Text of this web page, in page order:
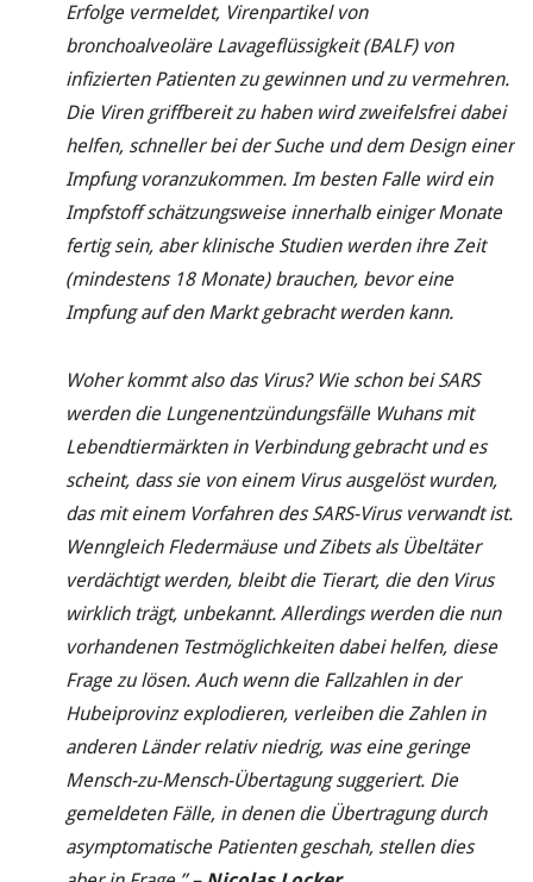
Erfolge vermeldet, Virenpartikel von
bronchoalveoläre Lavageflüssigkeit (BALF) von
infizierten Patienten zu gewinnen und zu vermehren.
Die Viren griffbereit zu haben wird zweifelsfrei dabei
helfen, schneller bei der Suche und dem Design einer
Impfung voranzukommen. Im besten Falle wird ein
Impfstoff schätzungsweise innerhalb einiger Monate
fertig sein, aber klinische Studien werden ihre Zeit
(mindestens 18 Monate) brauchen, bevor eine
Impfung auf den Markt gebracht werden kann.
Woher kommt also das Virus? Wie schon bei SARS
werden die Lungenentzündungsfälle Wuhans mit
Lebendtiermärkten in Verbindung gebracht und es
scheint, dass sie von einem Virus ausgelöst wurden,
das mit einem Vorfahren des SARS-Virus verwandt ist.
Wenngleich Fledermäuse und Zibets als Übeltäter
verdächtigt werden, bleibt die Tierart, die den Virus
wirklich trägt, unbekannt. Allerdings werden die nun
vorhandenen Testmöglichkeiten dabei helfen, diese
Frage zu lösen. Auch wenn die Fallzahlen in der
Hubeiprovinz explodieren, verleiben die Zahlen in
anderen Länder relativ niedrig, was eine geringe
Mensch-zu-Mensch-Übertagung suggeriert. Die
gemeldeten Fälle, in denen die Übertragung durch
asymptomatische Patienten geschah, stellen dies